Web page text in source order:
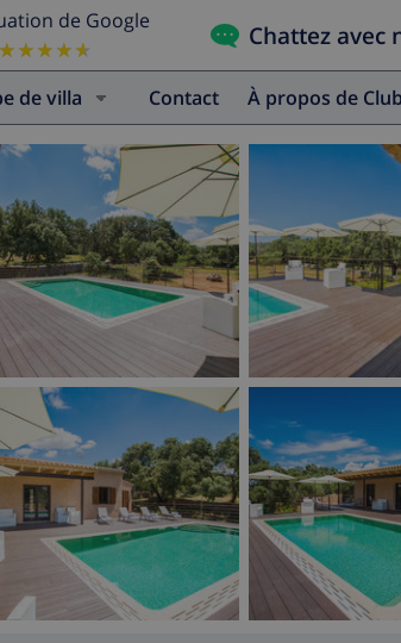
de Google
★★★★★
★★★★★ Chattez avec
de villa Contact À propos de